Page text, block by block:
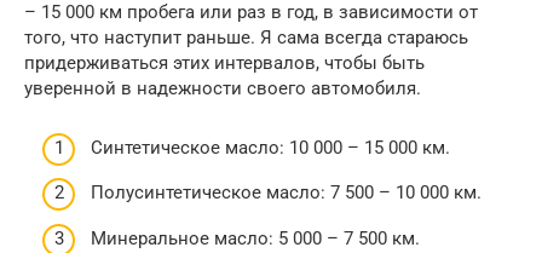
– 15 000 км пробега или раз в год, в зависимости от
того, что наступит раньше. Я сама всегда стараюсь
придерживаться этих интервалов, чтобы быть
уверенной в надежности своего автомобиля.
Синтетическое масло: 10 000 – 15 000 км.
Полусинтетическое масло: 7 500 – 10 000 км.
Минеральное масло: 5 000 – 7 500 км.